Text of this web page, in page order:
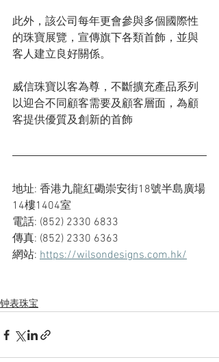
此外，該公司每年更會參與多個國際性
的珠寶展覽，宣傳旗下各類首飾，並與
客人建立良好關係。
威信珠寶以客為尊，不斷擴充產品系列
以迎合不同顧客需要及顧客層面，為顧
客提供優質及創新的首飾
地址: 香港九龍紅磡崇安街18號半島廣場
14樓1404室
電話: (852) 2330 6833
傳真: (852) 2330 6363
網站: https://wilsondesigns.com.hk/
钟表珠宝